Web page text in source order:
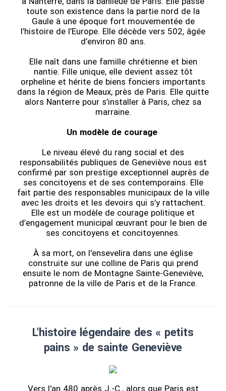
toute son existence dans la partie nord de la
Gaule à une époque fort mouvementée de
l’histoire de l’Europe. Elle décède vers 502, âgée
d’environ 80 ans.
Elle naît dans une famille chrétienne et bien
nantie. Fille unique, elle devient assez tôt
orpheline et hérite de biens fonciers importants
dans la région de Meaux, près de Paris. Elle quitte
alors Nanterre pour s’installer à Paris, chez sa
marraine.
Un modèle de courage
Le niveau élevé du rang social et des
responsabilités publiques de Geneviève nous est
confirmé par son prestige exceptionnel auprès de
ses concitoyens et de ses contemporains. Elle
fait partie des responsables municipaux de la ville
avec les droits et les devoirs qui s’y rattachent.
Elle est un modèle de courage politique et
d’engagement municipal œuvrant pour le bien de
ses concitoyens et concitoyennes.
À sa mort, on l'ensevelira dans une église
construite sur une colline de Paris qui prend
ensuite le nom de Montagne Sainte-Geneviève,
patronne de la ville de Paris et de la France.
L'histoire légendaire des « petits
pains » de sainte Geneviève
Vers l'an 480 après J.-C., alors que Paris est